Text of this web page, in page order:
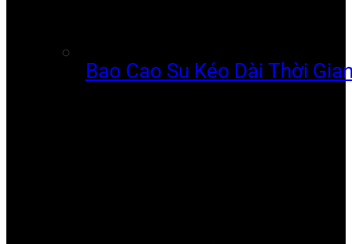
Bao Cao Su Kéo Dài Thời